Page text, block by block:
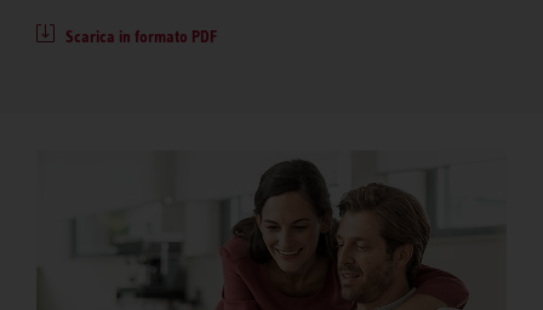
Scarica in formato PDF